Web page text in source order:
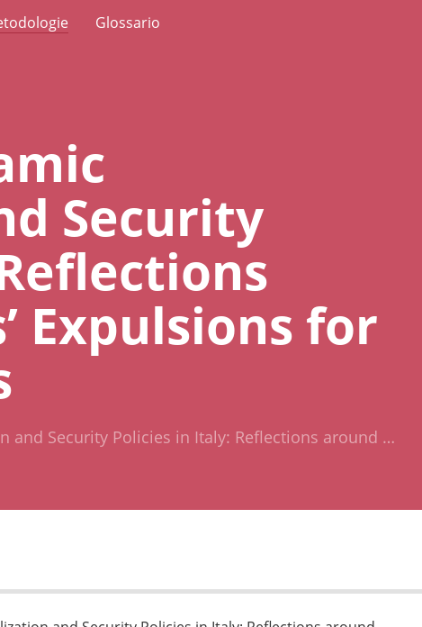
Glossario
Security
Expulsions for
and Security Policies in Italy: Reflections around …